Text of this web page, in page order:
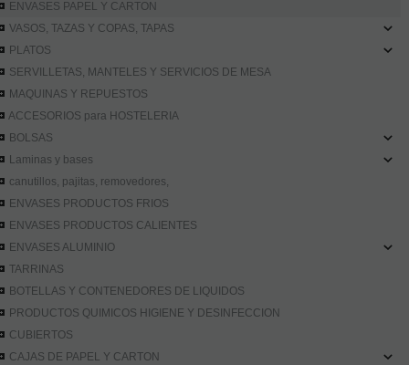
ENVASES PAPEL Y CARTON
VASOS, TAZAS Y COPAS, TAPAS
PLATOS
SERVILLETAS, MANTELES Y SERVICIOS DE MESA
MAQUINAS Y REPUESTOS
ACCESORIOS para HOSTELERIA
BOLSAS
Laminas y bases
canutillos, pajitas, removedores,
ENVASES PRODUCTOS FRIOS
ENVASES PRODUCTOS CALIENTES
ENVASES ALUMINIO
TARRINAS
BOTELLAS Y CONTENEDORES DE LIQUIDOS
PRODUCTOS QUIMICOS HIGIENE Y DESINFECCION
CUBIERTOS
CAJAS DE PAPEL Y CARTON